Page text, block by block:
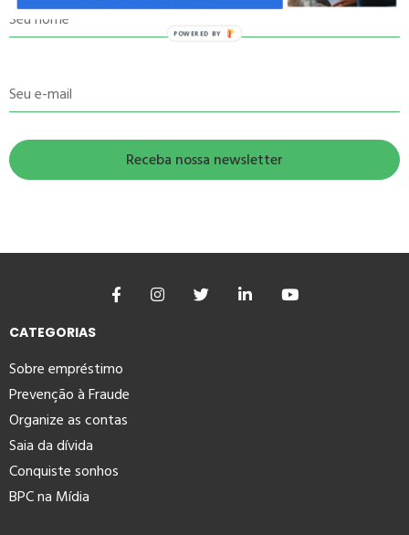
Seu nome
Seu e-mail
CATEGORIAS
Sobre empréstimo
Prevenção à Fraude
Organize as contas
Saia da dívida
Conquiste sonhos
BPC na Mídia
POWERED BY